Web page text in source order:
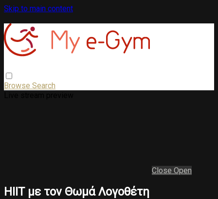
Skip to main content
Browse Search
Close Open
ΗΙΙΤ με τον Θωμά Λογοθέτη